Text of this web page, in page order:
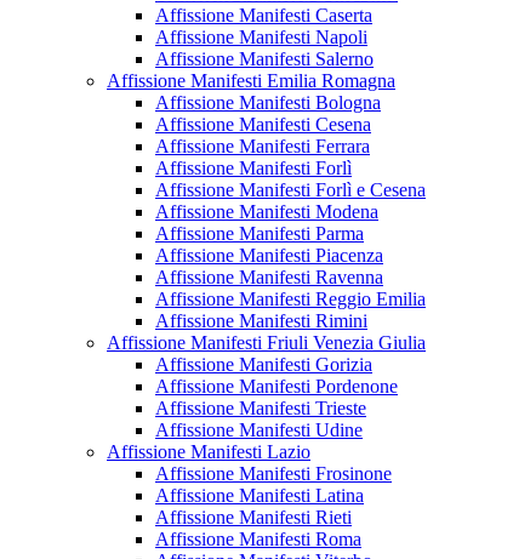
Affissione Manifesti Caserta
Affissione Manifesti Napoli
Affissione Manifesti Salerno
Affissione Manifesti Emilia Romagna
Affissione Manifesti Bologna
Affissione Manifesti Cesena
Affissione Manifesti Ferrara
Affissione Manifesti Forlì
Affissione Manifesti Forlì e Cesena
Affissione Manifesti Modena
Affissione Manifesti Parma
Affissione Manifesti Piacenza
Affissione Manifesti Ravenna
Affissione Manifesti Reggio Emilia
Affissione Manifesti Rimini
Affissione Manifesti Friuli Venezia Giulia
Affissione Manifesti Gorizia
Affissione Manifesti Pordenone
Affissione Manifesti Trieste
Affissione Manifesti Udine
Affissione Manifesti Lazio
Affissione Manifesti Frosinone
Affissione Manifesti Latina
Affissione Manifesti Rieti
Affissione Manifesti Roma